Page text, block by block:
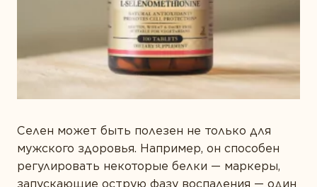
Селен может быть полезен не только для
мужского здоровья. Например, он способен
регулировать некоторые белки — маркеры,
запускающие острую фазу воспаления — один